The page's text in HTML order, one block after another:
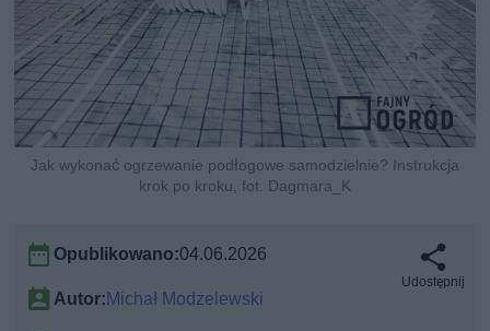
Jak wykonać ogrzewanie podłogowe samodzielnie? Instrukcja
krok po kroku, fot. Dagmara_K
Opublikowano:04.06.2026
Autor:Michał Modzelewski
Udostępnij